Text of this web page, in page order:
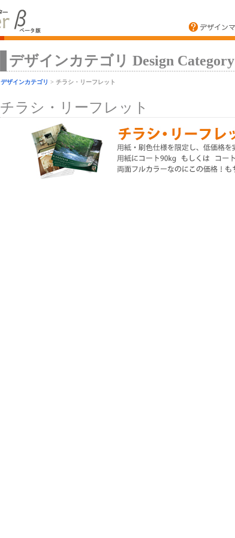
デザインカテゴリ Design Category
デザインカテゴリ > チラシ・リーフレット
チラシ・リーフレット